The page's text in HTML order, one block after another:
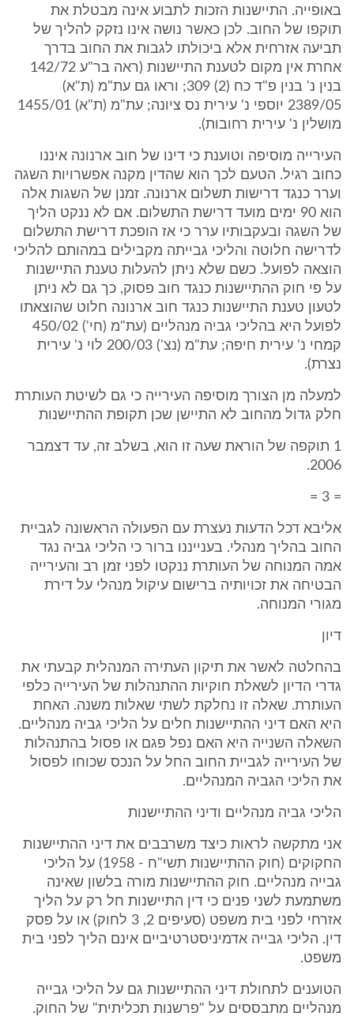
באופייה. התיישנות הזכות לתבוע אינה מבטלת את
תוקפו של החוב. לכן כאשר נושה אינו נזקק להליך של
תביעה אזרחית אלא ביכולתו לגבות את החוב בדרך
אחרת אין מקום לטענת התיישנות (ראה בר"ע 142/72
בנין נ' בנין פ"ד כח (2) 309; וראו גם עת"מ (ת"א)
2389/05 יוספי נ' עירית נס ציונה; עת"מ (ת"א) 1455/01
מושלין נ' עירית רחובות).
העירייה מוסיפה וטוענת כי דינו של חוב ארנונה איננו
כחוב רגיל. הטעם לכך הוא שהדין מקנה אפשרויות השגה
וערר כנגד דרישות תשלום ארנונה. זמנן של השגות אלה
הוא 90 ימים מועד דרישת התשלום. אם לא ננקט הליך
של השגה ובעקבותיו ערר כי אז הופכת דרישת התשלום
לדרישה חלוטה והליכי גבייתה מקבילים במהותם להליכי
הוצאה לפועל. כשם שלא ניתן להעלות טענת התיישנות
על פי חוק ההתיישנות כנגד חוב פסוק, כך גם לא ניתן
לטעון טענת התיישנות כנגד חוב ארנונה חלוט שהוצאתו
לפועל היא בהליכי גביה מנהליים (עת"מ (חי') 450/02
קמחי נ' עירית חיפה; עת"מ (נצ') 200/03 לוי נ' עירית
נצרת).
למעלה מן הצורך מוסיפה העירייה כי גם לשיטת העותרת
חלק גדול מהחוב לא התיישן שכן תקופת ההתיישנות
1 תוקפה של הוראת שעה זו הוא, בשלב זה, עד דצמבר
2006.
= 3 =
אליבא דכל הדעות נעצרת עם הפעולה הראשונה לגביית
החוב בהליך מנהלי. בענייננו ברור כי הליכי גביה נגד
אמה המנוחה של העותרת ננקטו לפני זמן רב והעירייה
הבטיחה את זכויותיה ברישום עיקול מנהלי על דירת
מגורי המנוחה.
דיון
בהחלטה לאשר את תיקון העתירה המנהלית קבעתי את
גדרי הדיון לשאלת חוקיות ההתנהלות של העירייה כלפי
העותרת. שאלה זו נחלקת לשתי שאלות משנה. האחת
היא האם דיני ההתיישנות חלים על הליכי גביה מנהליים.
השאלה השנייה היא האם נפל פגם או פסול בהתנהלות
של העירייה לגביית החוב החל על הנכס שכוחו לפסול
את הליכי הגביה המנהליים.
הליכי גביה מנהליים ודיני ההתיישנות
אני מתקשה לראות כיצד משרבבים את דיני ההתיישנות
החקוקים (חוק ההתיישנות תשי"ח - 1958) על הליכי
גבייה מנהליים. חוק ההתיישנות מורה בלשון שאינה
משתמעת לשני פנים כי דין התיישנות חל רק על הליך
אזרחי לפני בית משפט (סעיפים 2, 3 לחוק) או על פסק
דין. הליכי גבייה אדמיניסטרטיביים אינם הליך לפני בית
משפט.
הטוענים לתחולת דיני ההתיישנות גם על הליכי גבייה
מנהליים מתבססים על "פרשנות תכליתית" של החוק.